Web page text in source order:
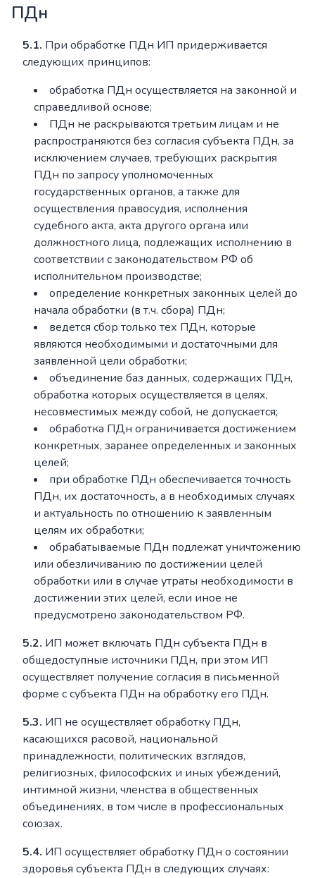
ПДн
5.1. При обработке ПДн ИП придерживается
следующих принципов:
обработка ПДн осуществляется на законной и
справедливой основе;
ПДн не раскрываются третьим лицам и не
распространяются без согласия субъекта ПДн, за
исключением случаев, требующих раскрытия
ПДн по запросу уполномоченных
государственных органов, а также для
осуществления правосудия, исполнения
судебного акта, акта другого органа или
должностного лица, подлежащих исполнению в
соответствии с законодательством РФ об
исполнительном производстве;
определение конкретных законных целей до
начала обработки (в т.ч. сбора) ПДн;
ведется сбор только тех ПДн, которые
являются необходимыми и достаточными для
заявленной цели обработки;
объединение баз данных, содержащих ПДн,
обработка которых осуществляется в целях,
несовместимых между собой, не допускается;
обработка ПДн ограничивается достижением
конкретных, заранее определенных и законных
целей;
при обработке ПДн обеспечивается точность
ПДн, их достаточность, а в необходимых случаях
и актуальность по отношению к заявленным
целям их обработки;
обрабатываемые ПДн подлежат уничтожению
или обезличиванию по достижении целей
обработки или в случае утраты необходимости в
достижении этих целей, если иное не
предусмотрено законодательством РФ.
5.2. ИП может включать ПДн субъекта ПДн в
общедоступные источники ПДн, при этом ИП
осуществляет получение согласия в письменной
форме с субъекта ПДн на обработку его ПДн.
5.3. ИП не осуществляет обработку ПДн,
касающихся расовой, национальной
принадлежности, политических взглядов,
религиозных, философских и иных убеждений,
интимной жизни, членства в общественных
объединениях, в том числе в профессиональных
союзах.
5.4. ИП осуществляет обработку ПДн о состоянии
здоровья субъекта ПДн в следующих случаях: